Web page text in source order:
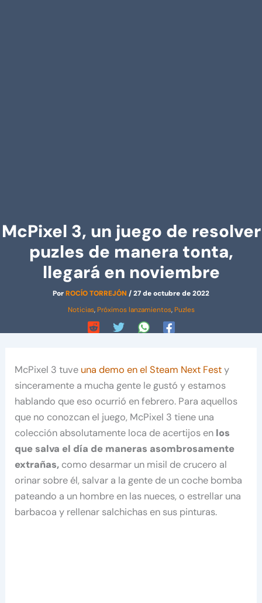
McPixel 3, un juego de resolver
puzles de manera tonta,
llegará en noviembre
PorROCÍO TORREJÓN /27 de octubre de 2022
Noticias, Próximos lanzamientos, Puzles
McPixel 3 tuve una demo en el Steam Next Festy
sinceramente a mucha gente le gustó y estamos
hablando que eso ocurrió en febrero. Para aquellos
que no conozcan el juego, McPixel 3 tiene una
colección absolutamente loca de acertijos en los
que salva el día de maneras asombrosamente
extrañas, como desarmar un misil de crucero al
orinar sobre él, salvar a la gente de un coche bomba
pateando a un hombre en las nueces, o estrellar una
barbacoa y rellenar salchichas en sus pinturas.